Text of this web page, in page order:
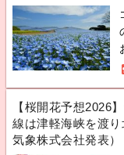
【桜開花予想2026
線は津軽海峡を渡
気象株式会社発表）